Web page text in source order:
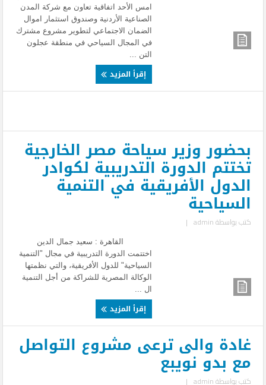
امس الأحد اتفاقية تعاون مع شركة المدن
الصناعية الأردنية وصندوق استثمار اموال
الضمان الاجتماعي لتطوير مشروع مشترك
في المجال السياحي في منطقة عجلون
التن ...
إقرأ المزيد
بحضور وزير سياحة مصر الخارجية
تختتم الدورة التدريبية لكوادر
الدول الأفريقية في التنمية
السياحية
كتب بواسطةadmin
|
القاهرة : سعيد جمال الدين
اختتمت الدورة التدريبية في مجال "التنمية
السياحية" للدول الأفريقية، والتي نظمتها
الوكالة المصرية للشراكة من أجل التنمية
ال ...
إقرأ المزيد
غادة والى ترعى مشروع التواصل
مع بدو نويبع
كتب بواسطةadmin
|